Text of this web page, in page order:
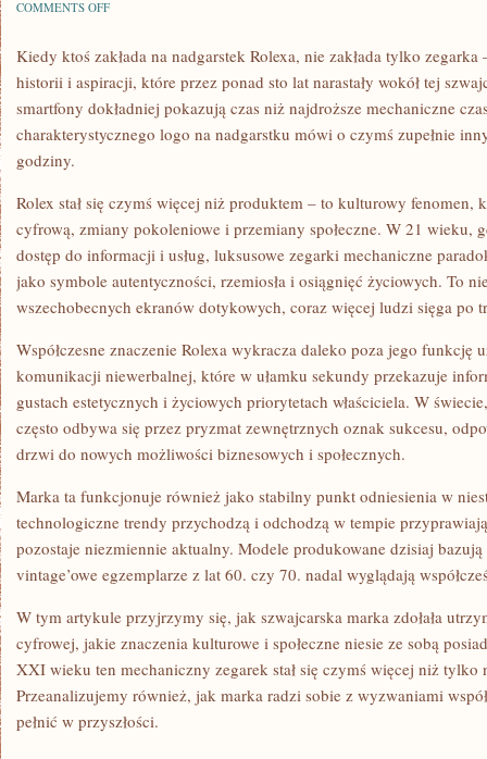
COMMENTS OFFON
RĘCE
CO
OZNACZA
SZWAJCARSKI
ZEGAREK
Kiedy ktoś zakłada na nadgarstek Rolexa, nie zakłada tylko zegarka
historii i aspiracji, które przez ponad sto lat narastały wokół tej
smartfony dokładniej pokazują czas niż najdroższe mechaniczne
charakterystycznego logo na nadgarstku mówi o czymś zupełnie
godziny.
Rolex stał się czymś więcej niż produktem – to kulturowy fenomen,
cyfrową, zmiany pokoleniowe i przemiany społeczne. W 21 wieku,
dostęp do informacji i usług, luksusowe zegarki mechaniczne
jako symbole autentyczności, rzemiosła i osiągnięć życiowych. To
wszechobecnych ekranów dotykowych, coraz więcej ludzi sięga po
Współczesne znaczenie Rolexa wykracza daleko poza jego funkcję
komunikacji niewerbalnej, które w ułamku sekundy przekazuje
gustach estetycznych i życiowych priorytetach właściciela. W
często odbywa się przez pryzmat zewnętrznych oznak sukcesu,
drzwi do nowych możliwości biznesowych i społecznych.
Marka ta funkcjonuje również jako stabilny punkt odniesienia w
technologiczne trendy przychodzą i odchodzą w tempie
pozostaje niezmiennie aktualny. Modele produkowane dzisiaj
vintage’owe egzemplarze z lat 60. czy 70. nadal wyglądają
W tym artykule przyjrzymy się, jak szwajcarska marka zdołała
cyfrowej, jakie znaczenia kulturowe i społeczne niesie ze sobą
XXI wieku ten mechaniczny zegarek stał się czymś więcej niż tylko
Przeanalizujemy również, jak marka radzi sobie z wyzwaniami
pełnić w przyszłości.